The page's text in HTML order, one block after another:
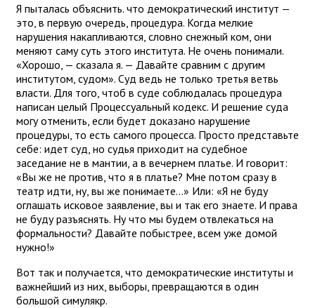
Я пыталась объяснить. что демократический институт —
это, в первую очередь, процедура. Когда мелкие
нарушения накапливаются, словно снежный ком, они
меняют саму суть этого института. Не очень понимали.
«Хорошо, — сказала я. — Давайте сравним с другим
институтом, судом». Суд ведь не только третья ветвь
власти. Для того, чтоб в суде соблюдалась процедура
написан целый Процессуальный кодекс. И решение суда
могу отменить, если будет доказано нарушение
процедуры, то есть самого процесса. Просто представьте
себе: идет суд, но судья приходит на судебное
заседание не в мантии, а в вечернем платье. И говорит:
«Вы же не против, что я в платье? Мне потом сразу в
театр идти, ну, вы же понимаете…» Или: «Я не буду
оглашать исковое заявление, вы и так его знаете. И права
не буду разъяснять. Ну что мы будем отвлекаться на
формальности? Давайте побыстрее, всем уже домой
нужно!»
Вот так и получается, что демократические институты и
важнейший из них, выборы, превращаются в один
большой симулякр.